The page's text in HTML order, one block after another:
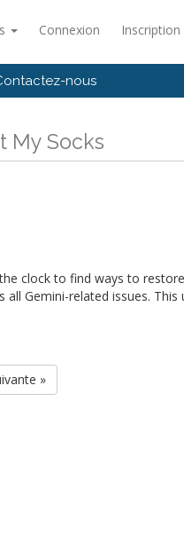
Connexion Inscription
nous
My Socks
clock to find ways to
Gemini-related issues. This
»